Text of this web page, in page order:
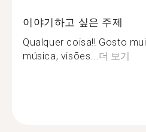
이야기하고 싶은 주제
Qualquer coisa!! Gosto
música, visões...더 보기